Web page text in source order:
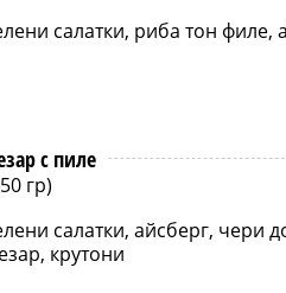
Банско
салатки, риба тон филе,
с пиле
гр)
салатки, айсберг, чери
крутони